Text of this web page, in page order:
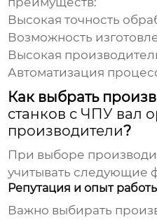
Высокая точность
Возможность
Высокая
Автоматизация
Как выбрать
станков с ЧПУ вал
производители?
При выборе
учитывать следующие
Репутация и опыт
Важно выбирать